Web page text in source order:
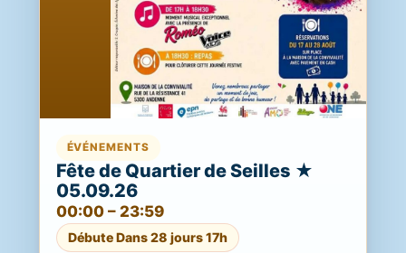
ÉVÉNEMENTS
Fête de Quartier de Seilles ★
05.09.26
00:00 – 23:59
Débute Dans 28 jours 17h